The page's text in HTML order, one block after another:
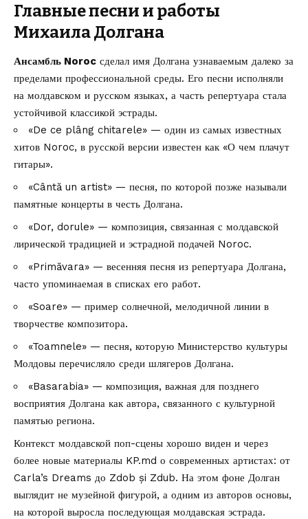
Главные песни и работы
Михаила Долгана
Ансамбль Noroc сделал имя Долгана узнаваемым далеко за
пределами профессиональной среды. Его песни исполняли
на молдавском и русском языках, а часть репертуара стала
устойчивой классикой эстрады.
«De ce plâng chitarele» — один из самых известных
хитов Noroc, в русской версии известен как «О чем плачут
гитары».
«Cântă un artist» — песня, по которой позже называли
памятные концерты в честь Долгана.
«Dor, dorule» — композиция, связанная с молдавской
лирической традицией и эстрадной подачей Noroc.
«Primăvara» — весенняя песня из репертуара Долгана,
часто упоминаемая в списках его работ.
«Soare» — пример солнечной, мелодичной линии в
творчестве композитора.
«Toamnele» — песня, которую Министерство культуры
Молдовы перечисляло среди шлягеров Долгана.
«Basarabia» — композиция, важная для позднего
восприятия Долгана как автора, связанного с культурной
памятью региона.
Контекст молдавской поп-сцены хорошо виден и через
более новые материалы KP.md о современных артистах: от
Carla’s Dreams до Zdob și Zdub. На этом фоне Долган
выглядит не музейной фигурой, а одним из авторов основы,
на которой выросла последующая молдавская эстрада.